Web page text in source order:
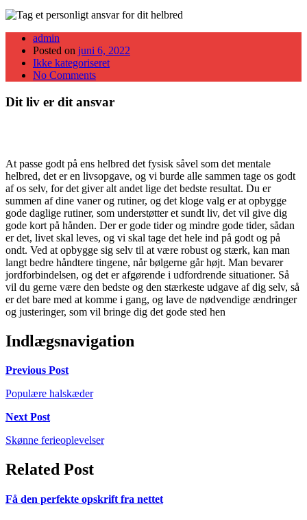
admin
Posted on juni 6, 2022
Ikke kategoriseret
No Comments
Dit liv er dit ansvar
At passe godt på ens helbred det fysisk såvel som det mentale
helbred, det er en livsopgave, og vi burde alle sammen tage os godt
af os selv, for det giver alt andet lige det bedste resultat. Du er
summen af dine vaner og rutiner, og det kloge valg er at opbygge
gode daglige rutiner, som understøtter et sundt liv, det vil give dig
gode kort på hånden. Der er gode tider og mindre gode tider, sådan
er det, livet skal leves, og vi skal tage det hele ind på godt og på
ondt. Ved at opbygge sig selv til at være robust og stærk, kan man
langt bedre håndtere tingene, når bølgerne går højt. Man bevarer
jordforbindelsen, og det er afgørende i udfordrende situationer. Så
vil du gerne være den bedste og den stærkeste udgave af dig selv, så
er det bare med at komme i gang, og lave de nødvendige ændringer
og justeringer, som vil bringe dig det gode sted hen
Indlægsnavigation
Previous Post
Populære halskæder
Next Post
Skønne ferieoplevelser
Related Post
Få den perfekte opskrift fra nettet